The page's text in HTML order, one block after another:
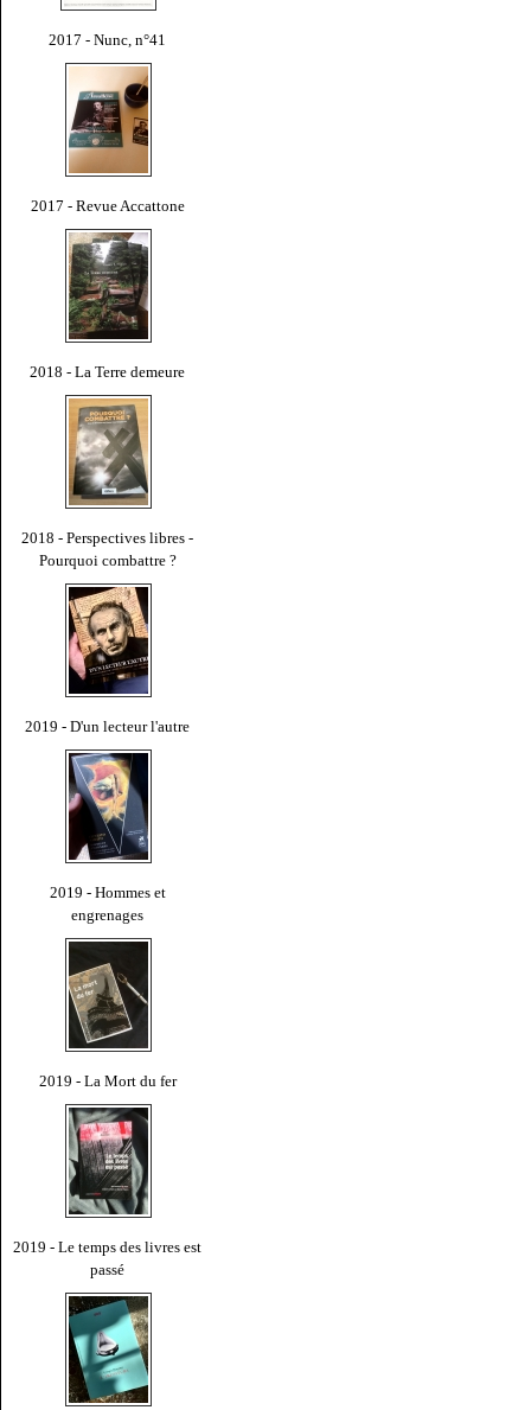
2017 - Nunc, n°41
2017 - Revue Accattone
2018 - La Terre demeure
2018 - Perspectives libres -
Pourquoi combattre ?
2019 - D'un lecteur l'autre
2019 - Hommes et
engrenages
2019 - La Mort du fer
2019 - Le temps des livres est
passé